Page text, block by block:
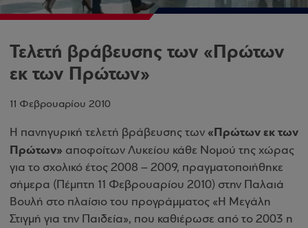
Τελετή βράβευσης των «Πρώτων
εκ των Πρώτων»
11 Φεβρουαρίου 2010
Η πανηγυρική τελετή βράβευσης των «Πρώτων εκ των
Πρώτων» αποφοίτων Λυκείου κάθε Νομού της χώρας
για το σχολικό έτος 2008 – 2009, πραγματοποιήθηκε
σήμερα (Πέμπτη 11 Φεβρουαρίου 2010) στην Παλαιά
Βουλή στο πλαίσιο του προγράμματος «Η Μεγάλη
Στιγμή για την Παιδεία», που καθιέρωσε από το 2003 η